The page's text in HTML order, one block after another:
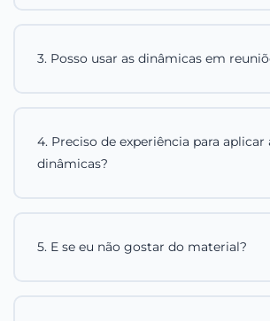
3. Posso usar as dinâmicas em
4. Preciso de experiência para aplicar
dinâmicas?
5. E se eu não gostar do material?